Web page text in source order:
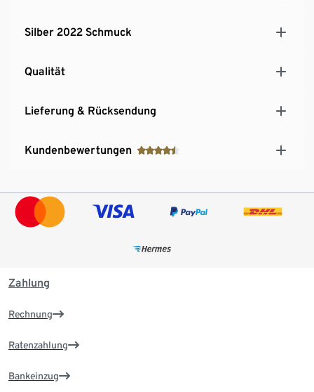
Silber 2022 Schmuck
Qualität
Lieferung & Rücksendung
Kundenbewertungen
Zahlung
Rechnung
Ratenzahlung
Bankeinzug